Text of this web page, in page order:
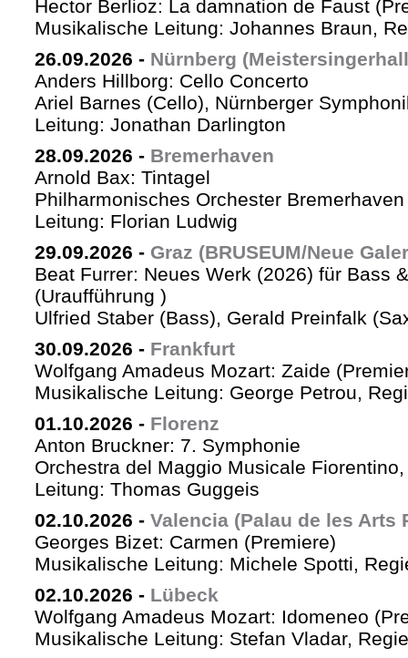
Hector Berlioz: La damnation de Faust
Musikalische Leitung: Johannes Braun,
26.09.2026 - Nürnberg
Anders Hillborg: Cello Concerto
Ariel Barnes (Cello), Nürnberger
Leitung: Jonathan Darlington
28.09.2026 - Bremerhaven
Arnold Bax: Tintagel
Philharmonisches Orchester
Leitung: Florian Ludwig
29.09.2026 - Graz (BRUSEUM/Neue
Beat Furrer: Neues Werk (2026) für Bass
(Uraufführung )
Ulfried Staber (Bass), Gerald Preinfalk
30.09.2026 - Frankfurt
Wolfgang Amadeus Mozart: Zaide
Musikalische Leitung: George Petrou,
01.10.2026 - Florenz
Anton Bruckner: 7. Symphonie
Orchestra del Maggio Musicale
Leitung: Thomas Guggeis
02.10.2026 - Valencia (Palau de les Arts
Georges Bizet: Carmen (Premiere)
Musikalische Leitung: Michele Spotti,
02.10.2026 - Lübeck
Wolfgang Amadeus Mozart: Idomeneo
Musikalische Leitung: Stefan Vladar,